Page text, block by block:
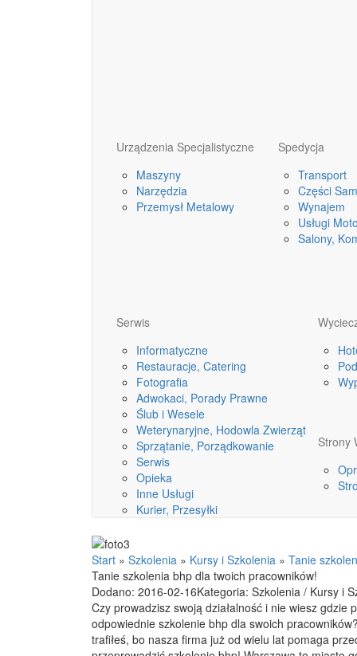
Urządzenia Specjalistyczne
Maszyny
Narzędzia
Przemysł Metalowy
Spedycja
Transport
Części
Wynajem
Usługi
Salony,
Serwis
Informatyczne
Restauracje, Catering
Fotografia
Adwokaci, Porady Prawne
Ślub i Wesele
Weterynaryjne, Hodowla Zwierząt
Sprzątanie, Porządkowanie
Serwis
Opieka
Inne Usługi
Kurier, Przesyłki
Strony
Start » Szkolenia » Kursy i Szkolenia » Tanie
Tanie szkolenia bhp dla twoich pracowników!
Dodano: 2016-02-16Kategoria: Szkolenia / Kursy i
Czy prowadzisz swoją działalność i nie wiesz gdzie
odpowiednie szkolenie bhp dla swoich
trafiłeś, bo nasza firma już od wielu lat pomaga